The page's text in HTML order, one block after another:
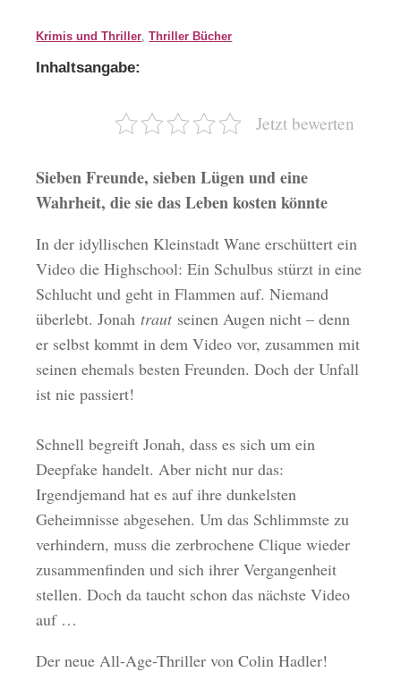
Krimis und Thriller,Thriller Bücher
Inhaltsangabe:
Jetzt bewerten
Sieben Freunde, sieben Lügen und eine
Wahrheit, die sie das Leben kosten könnte
In der idyllischen Kleinstadt Wane erschüttert ein
Video die Highschool: Ein Schulbus stürzt in eine
Schlucht und geht in Flammen auf. Niemand
überlebt. Jonahtrautseinen Augen nicht – denn
er selbst kommt in dem Video vor, zusammen mit
seinen ehemals besten Freunden. Doch der Unfall
ist nie passiert!
Schnell begreift Jonah, dass es sich um ein
Deepfake handelt. Aber nicht nur das:
Irgendjemand hat es auf ihre dunkelsten
Geheimnisse abgesehen. Um das Schlimmste zu
verhindern, muss die zerbrochene Clique wieder
zusammenfinden und sich ihrer Vergangenheit
stellen. Doch da taucht schon das nächste Video
auf …
Der neue All-Age-Thriller von Colin Hadler!